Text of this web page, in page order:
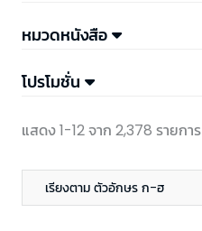
หมวดหนังสือ
โปรโมชั่น
แสดง 1-12 จาก 2,378 รายการ
เรียงตาม ตัวอักษร ก-ฮ